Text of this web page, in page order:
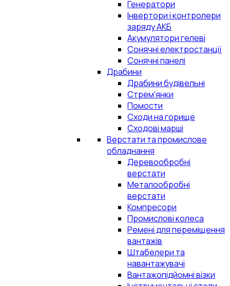
Генератори
Інвертори і контролери
заряду АКБ
Акумулятори гелеві
Сонячні електростанції
Сонячні панелі
Драбини
Драбини будівельні
Стрем'янки
Помости
Сходи на горище
Сходові марші
Верстати та промислове
обладнання
Деревообробні
верстати
Металообробні
верстати
Компресори
Промислові колеса
Ремені для переміщення
вантажів
Штабелери та
навантажувачі
Вантажопідйомні візки